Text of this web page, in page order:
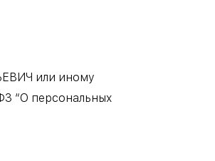
или иному
“О персональных